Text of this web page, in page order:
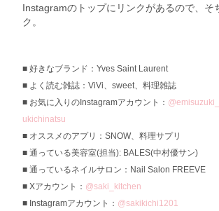
Instagramのトップにリンクがあるので、そ
ク。
好きなブランド：Yves Saint Laurent
よく読む雑誌：ViVi、sweet、料理雑誌
お気に入りのInstagramアカウント：
ukichinatsu
オススメのアプリ：SNOW、料理サプリ
通っている美容室(担当): BALES(中村優サン)
通っているネイルサロン：Nail Salon FREEVE
Xアカウント： @saki_kitchen
Instagramアカウント： @sakikichi1201